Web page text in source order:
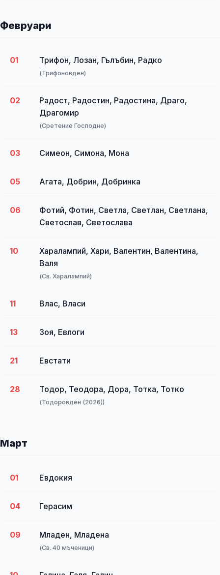
Февруари
01 Трифон, Лозан, Гълъбин, Радко
(Трифоновден)
02
Радост, Радостин, Радостина, Драго,
Драгомир
(Сретение Господне)
03 Симеон, Симона, Мона
05 Агата, Добрин, Добринка
06
Фотий, Фотин, Светла, Светлан, Светлана,
Светослав, Светослава
10
Харалампий, Хари, Валентин, Валентина,
Валя
(Св. Харалампий)
11 Влас, Власи
13 Зоя, Евлоги
21 Евстати
28 Тодор, Теодора, Дора, Тотка, Тотко
(Тодоровден (2026))
Март
01 Евдокия
04 Герасим
09 Младен, Младена
(Св. 40 мъченици)